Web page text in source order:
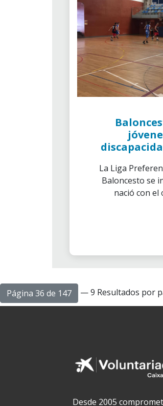
La Liga
Baloncesto se
nació con el
Página 36 de 147 — 9 Resultados por
Desde 2005